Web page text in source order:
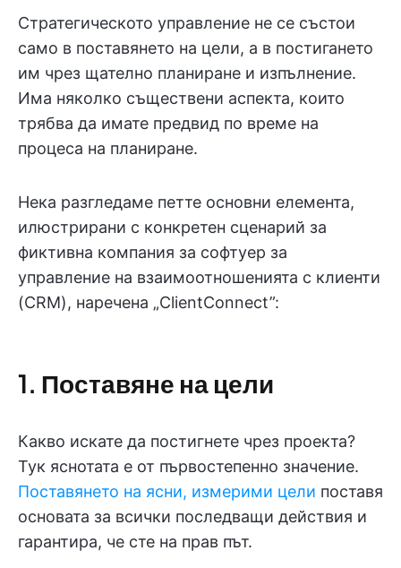
Стратегическото управление не се състои
само в поставянето на цели, а в постигането
им чрез щателно планиране и изпълнение.
Има няколко съществени аспекта, които
трябва да имате предвид по време на
процеса на планиране.
Нека разгледаме петте основни елемента,
илюстрирани с конкретен сценарий за
фиктивна компания за софтуер за
управление на взаимоотношенията с клиенти
(CRM), наречена „ClientConnect”:
1. Поставяне на цели
Какво искате да постигнете чрез проекта?
Тук яснотата е от първостепенно значение.
Поставянето на ясни, измерими цели поставя
основата за всички последващи действия и
гарантира, че сте на прав път.